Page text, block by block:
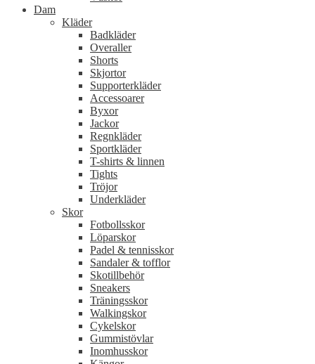
Dam
Kläder
Badkläder
Overaller
Shorts
Skjortor
Supporterkläder
Accessoarer
Byxor
Jackor
Regnkläder
Sportkläder
T-shirts & linnen
Tights
Tröjor
Underkläder
Skor
Fotbollsskor
Löparskor
Padel & tennisskor
Sandaler & tofflor
Skotillbehör
Sneakers
Träningsskor
Walkingskor
Cykelskor
Gummistövlar
Inomhusskor